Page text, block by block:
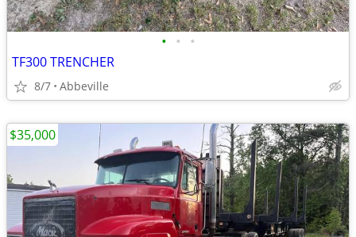
• • •
TF300 TRENCHER
8/7 Abbeville
$35,000